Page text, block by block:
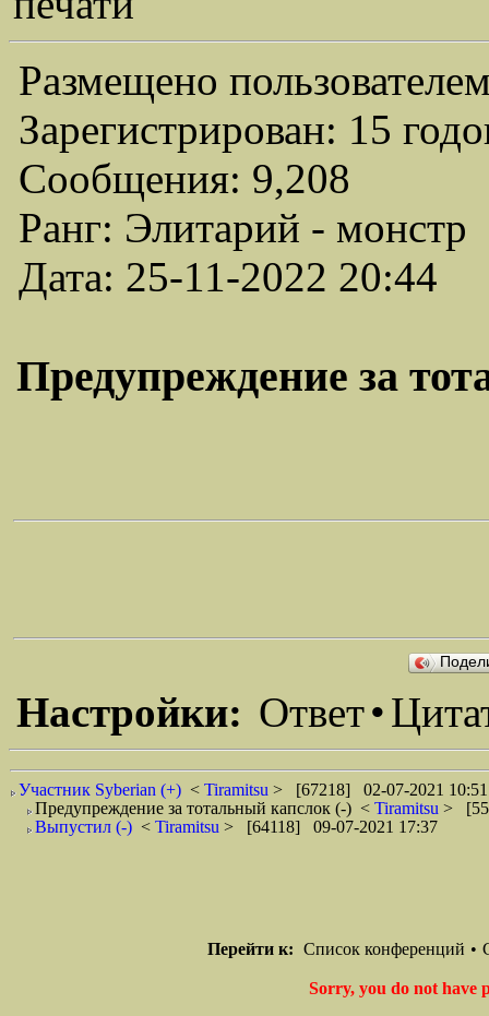
Размещено
Зарегистрирован: 15
Сообщения: 9,208
Ранг: Элитарий - монстр
Дата: 25-11-2022 20:44
Предупреждение за
Настройки: Ответ•
Участник Syberian (+) < Tiramitsu > [67218] 02-07-2021 10:51
Предупреждение за тотальный капслок (-) < Tiramitsu >
Выпустил (-) < Tiramitsu > [64118] 09-07-2021 17:37
Перейти к: Список конференций •
Sorry, you do not have